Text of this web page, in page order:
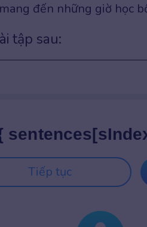
đến những giờ học
tập sau:
Tiếp tục